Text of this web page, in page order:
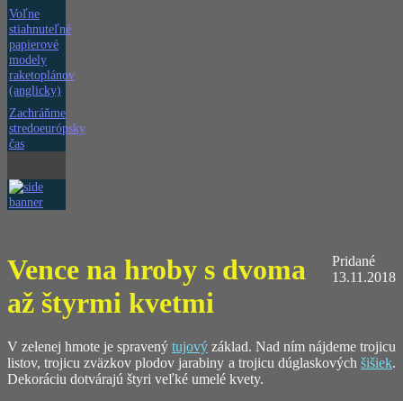
Voľne
stiahnuteľné
papierové
modely
raketoplánov
(anglicky)
Zachráňme
stredoeurópsky
čas
Pridané
13.11.2018
Vence na hroby s dvoma
až štyrmi kvetmi
V zelenej hmote je spravený tujový základ. Nad ním nájdeme trojicu
listov, trojicu zväzkov plodov jarabiny a trojicu dúglaskových šišiek.
Dekoráciu dotvárajú štyri veľké umelé kvety.